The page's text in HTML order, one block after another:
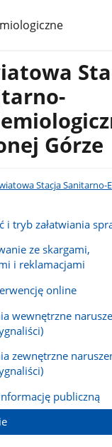
Górze
Stacja Sanitarno-
i tryb załatwiania
ze skargami,
i reklamacjami
online
wewnętrzne
zewnętrzne
publiczną